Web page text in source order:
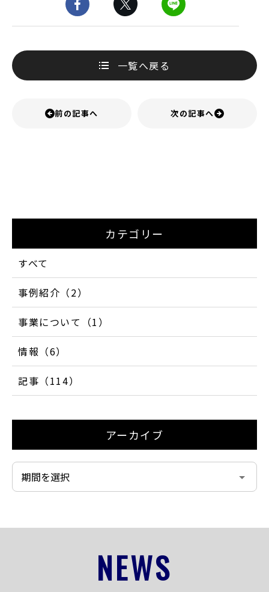
前の記事へ
一覧へ戻る
次の記事へ
カテゴリー
すべて
事例紹介（2）
事業について（1）
情報（6）
記事（114）
アーカイブ
NEWS